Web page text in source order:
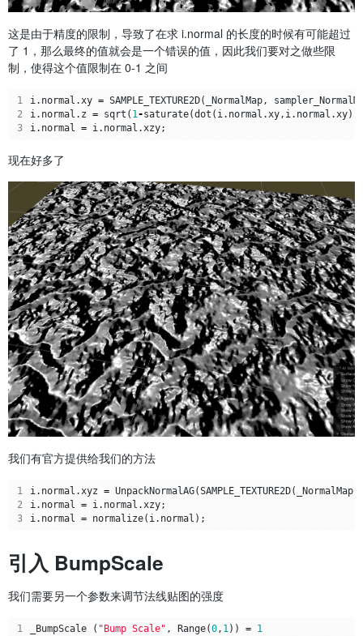
这是由于精度的限制，导致了在求 i.normal 的长度的时候有可能超过
了 1，那么最终的值就会是一个错误的值，因此我们要对之做些限
制，使得这个值限制在 0-1 之间
1 i. normal .xy = SAMPLE_TEXTURE2D( _NormalMap,
2
i. normal . z = sqrt ( 1-saturate(dot ( i. normal .xy, i. normal .xy
3
i. normal = i. normal .xzy;
现在好多了
我们有官方提供给我们的方法
1 i. normal .xyz = UnpackNormalAG(SAMPLE_TEXTURE2D( _NormalMap
2
i. normal = i. normal .xzy;
3
i. normal = normalize( i. normal );
引入 BumpScale
我们需要另一个参数来调节法线贴图的强度
1 _BumpScale ( "Bump Scale" , Range(0, 1)) = 1